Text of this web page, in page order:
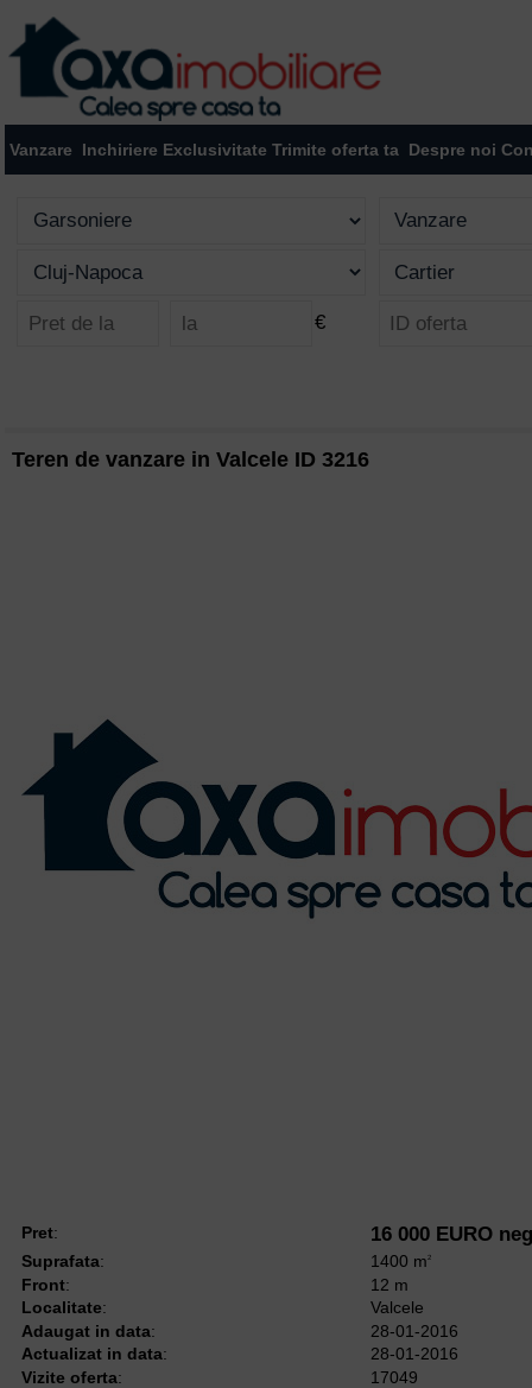
Vanzare Inchiriere Exclusivitate Trimite oferta ta Despre noi
€
Teren de vanzare in Valcele ID 3216
Pret: 16 000 EURO
Suprafata: 1400 m2
Front:
12 m
Localitate:
Valcele
Adaugat in data:
28-01-2016
Actualizat in data:
28-01-2016
Vizite oferta: 17049